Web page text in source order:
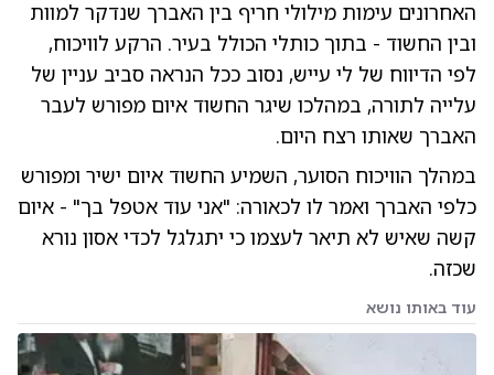
האחרונים עימות מילולי חריף בין האברך שנדקר למוות
ובין החשוד - בתוך כותלי הכולל בעיר. הרקע לוויכוח,
לפי הדיווח של לי עייש, נסוב ככל הנראה סביב עניין של
עלייה לתורה, במהלכו שיגר החשוד איום מפורש לעבר
האברך שאותו רצח היום.
במהלך הוויכוח הסוער, השמיע החשוד איום ישיר ומפורש
כלפי האברך ואמר לו לכאורה: "אני עוד אטפל בך" - איום
קשה שאיש לא תיאר לעצמו כי יתגלגל לכדי אסון נורא
שכזה.
עוד באותו נושא